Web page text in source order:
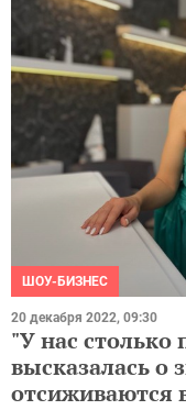
ШОУ-БИЗНЕС
20 декабря 2022, 09:30
"У нас столько
высказалась о
отсиживаются